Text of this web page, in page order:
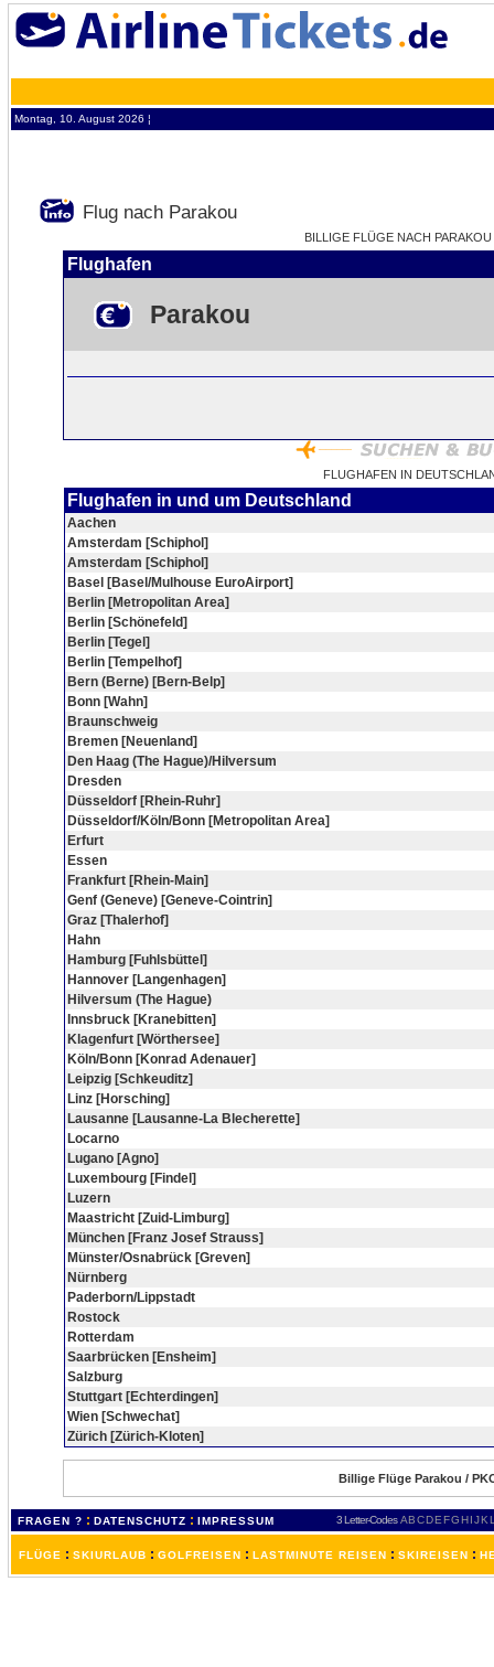
Montag, 10. August 2026 ¦
Flug nach Parakou
BILLIGE FLÜGE NACH
Flughafen
Parakou
FLUGHAFEN IN
Flughafen in und um Deutschland
Aachen
Amsterdam [Schiphol]
Amsterdam [Schiphol]
Basel [Basel/Mulhouse EuroAirport]
Berlin [Metropolitan Area]
Berlin [Schönefeld]
Berlin [Tegel]
Berlin [Tempelhof]
Bern (Berne) [Bern-Belp]
Bonn [Wahn]
Braunschweig
Bremen [Neuenland]
Den Haag (The Hague)/Hilversum
Dresden
Düsseldorf [Rhein-Ruhr]
Düsseldorf/Köln/Bonn [Metropolitan Area]
Erfurt
Essen
Frankfurt [Rhein-Main]
Genf (Geneve) [Geneve-Cointrin]
Graz [Thalerhof]
Hahn
Hamburg [Fuhlsbüttel]
Hannover [Langenhagen]
Hilversum (The Hague)
Innsbruck [Kranebitten]
Klagenfurt [Wörthersee]
Köln/Bonn [Konrad Adenauer]
Leipzig [Schkeuditz]
Linz [Horsching]
Lausanne [Lausanne-La Blecherette]
Locarno
Lugano [Agno]
Luxembourg [Findel]
Luzern
Maastricht [Zuid-Limburg]
München [Franz Josef Strauss]
Münster/Osnabrück [Greven]
Nürnberg
Paderborn/Lippstadt
Rostock
Rotterdam
Saarbrücken [Ensheim]
Salzburg
Stuttgart [Echterdingen]
Wien [Schwechat]
Zürich [Zürich-Kloten]
Billige Flüge Parakou /
FRAGEN ? : DATENSCHUTZ : IMPRESSUM 3 Letter-Codes ABCDEFGH IJKL
FLÜGE : SKIURLAUB : GOLFREISEN : LASTMINUTE REISEN : SKIREISEN :